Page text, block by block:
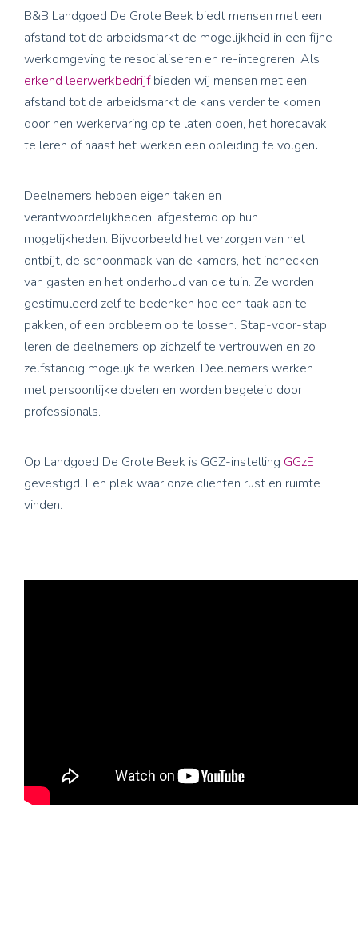
B&B Landgoed De Grote Beek biedt mensen met een
afstand tot de arbeidsmarkt de mogelijkheid in een fijne
werkomgeving te resocialiseren en re-integreren. Als
erkend leerwerkbedrijfbieden wij mensen met een
afstand tot de arbeidsmarkt de kans verder te komen
door hen werkervaring op te laten doen, het horecavak
te leren of naast het werken een opleiding te volgen.
Deelnemers hebben eigen taken en
verantwoordelijkheden, afgestemd op hun
mogelijkheden. Bijvoorbeeld het verzorgen van het
ontbijt, de schoonmaak van de kamers, het inchecken
van gasten en het onderhoud van de tuin. Ze worden
gestimuleerd zelf te bedenken hoe een taak aan te
pakken, of een probleem op te lossen. Stap-voor-stap
leren de deelnemers op zichzelf te vertrouwen en zo
zelfstandig mogelijk te werken. Deelnemers werken
met persoonlijke doelen en worden begeleid door
professionals.
Op Landgoed De Grote Beek is GGZ-instelling GGzE
gevestigd. Een plek waar onze cliënten rust en ruimte
vinden.